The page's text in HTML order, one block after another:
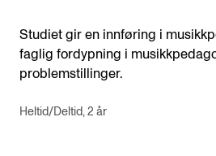
Studiet gir en innføring i
faglig fordypning i
problemstillinger.
Heltid/Deltid, 2 år